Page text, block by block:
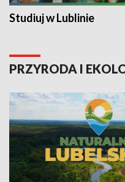
Studiuj w Lublinie
PRZYRODA I